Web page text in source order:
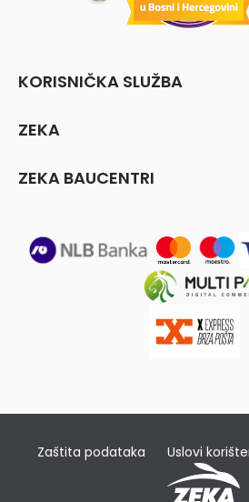
KORISNIČKA SLUŽBA
ZEKA
ZEKA BAUCENTRI
Zaštita podataka Uslovi